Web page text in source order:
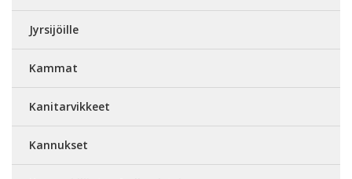
Jyrsijöille
Kammat
Kanitarvikkeet
Kannukset